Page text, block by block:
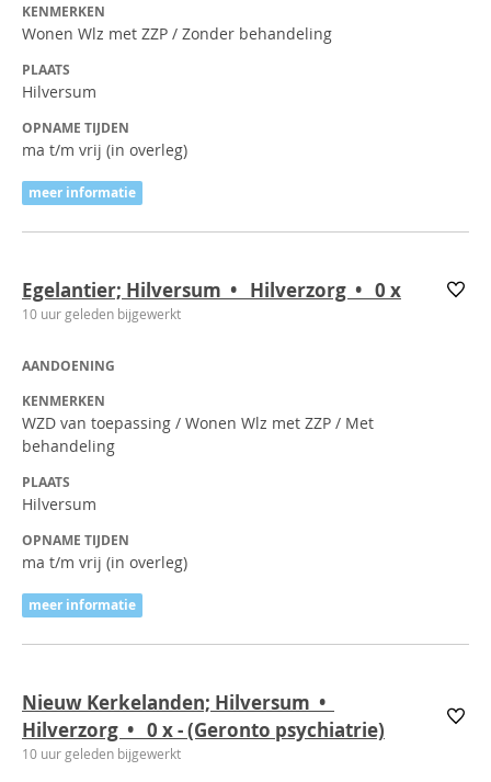
KENMERKEN
Wonen Wlz met ZZP / Zonder behandeling
PLAATS
Hilversum
OPNAME TIJDEN
ma t/m vrij (in overleg)
meer informatie
Egelantier; Hilversum • Hilverzorg • 0 x
10 uur geleden bijgewerkt
AANDOENING
KENMERKEN
WZD van toepassing / Wonen Wlz met ZZP / Met
behandeling
PLAATS
Hilversum
OPNAME TIJDEN
ma t/m vrij (in overleg)
meer informatie
Nieuw Kerkelanden; Hilversum •
Hilverzorg • 0 x- (Geronto psychiatrie)
10 uur geleden bijgewerkt